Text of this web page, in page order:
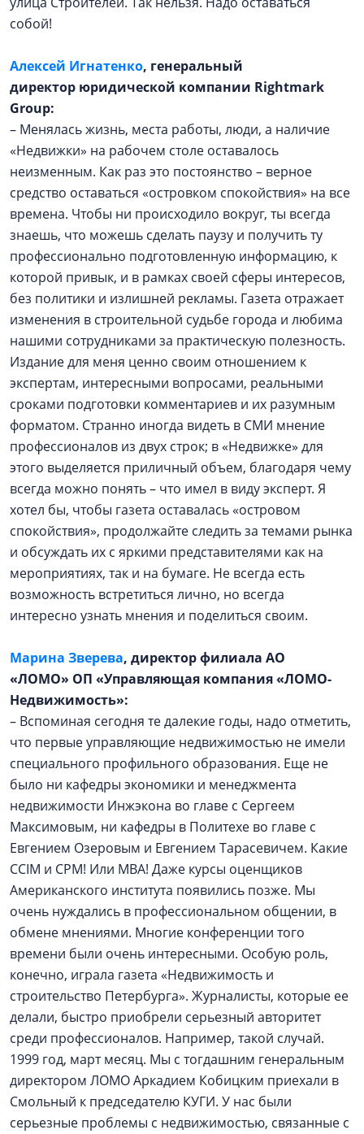
собой!
Алексей Игнатенко, генеральный
директор юридической компании Rightmark
Group:
– Менялась жизнь, места работы, люди, а наличие
«Недвижки» на рабочем столе оставалось
неизменным. Как раз это постоянство – верное
средство оставаться «островком спокойствия» на все
времена. Чтобы ни происходило вокруг, ты всегда
знаешь, что можешь сделать паузу и получить ту
профессионально подготовленную информацию, к
которой привык, и в рамках своей сферы интересов,
без политики и излишней рекламы. Газета отражает
изменения в строительной судьбе города и любима
нашими сотрудниками за практическую полезность.
Издание для меня ценно своим отношением к
экспертам, интересными вопросами, реальными
сроками подготовки комментариев и их разумным
форматом. Странно иногда видеть в СМИ мнение
профессионалов из двух строк; в «Недвижке» для
этого выделяется приличный объем, благодаря чему
всегда можно понять – что имел в виду эксперт. Я
хотел бы, чтобы газета оставалась «островом
спокойствия», продолжайте следить за темами рынка
и обсуждать их с яркими представителями как на
мероприятиях, так и на бумаге. Не всегда есть
возможность встретиться лично, но всегда
интересно узнать мнения и поделиться своим.
Марина Зверева, директор филиала АО
«ЛОМО» ОП «Управляющая компания «ЛОМО-
Недвижимость»:
– Вспоминая сегодня те далекие годы, надо отметить,
что первые управляющие недвижимостью не имели
специального профильного образования. Еще не
было ни кафедры экономики и менеджмента
недвижимости Инжэкона во главе с Сергеем
Максимовым, ни кафедры в Политехе во главе с
Евгением Озеровым и Евгением Тарасевичем. Какие
CCIM и CPM! Или МВА! Даже курсы оценщиков
Американского института появились позже. Мы
очень нуждались в профессиональном общении, в
обмене мнениями. Многие конференции того
времени были очень интересными. Особую роль,
конечно, играла газета «Недвижимость и
строительство Петербурга». Журналисты, которые ее
делали, быстро приобрели серьезный авторитет
среди профессионалов. Например, такой случай.
1999 год, март месяц. Мы с тогдашним генеральным
директором ЛОМО Аркадием Кобицким приехали в
Смольный к председателю КУГИ. У нас были
серьезные проблемы с недвижимостью, связанные с